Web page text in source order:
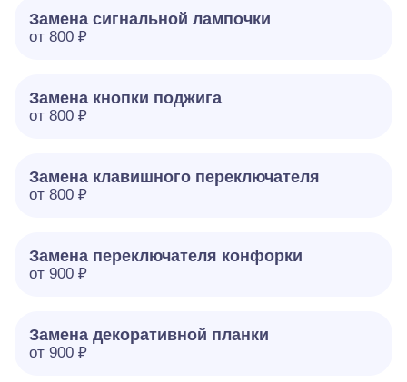
Замена сигнальной лампочки
от 800 ₽
Замена кнопки поджига
от 800 ₽
Замена клавишного переключателя
от 800 ₽
Замена переключателя конфорки
от 900 ₽
Замена декоративной планки
от 900 ₽